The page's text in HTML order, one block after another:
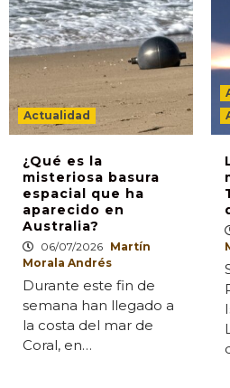
Actualidad
¿Qué es la
misteriosa basura
espacial que ha
aparecido en
Australia?
06/07/2026 Martín
Morala Andrés
Durante este fin de
semana han llegado a
la costa del mar de
Coral, en…